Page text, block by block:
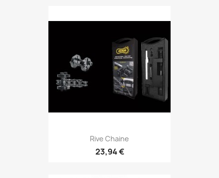
Rive Chaine
23,94 €